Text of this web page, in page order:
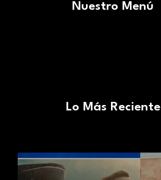
Nuestro Menú
Lo Más Reciente